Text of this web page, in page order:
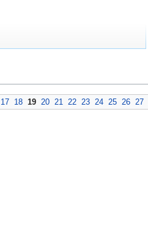
17 18 19 20 21 22 23 24 25 26 27